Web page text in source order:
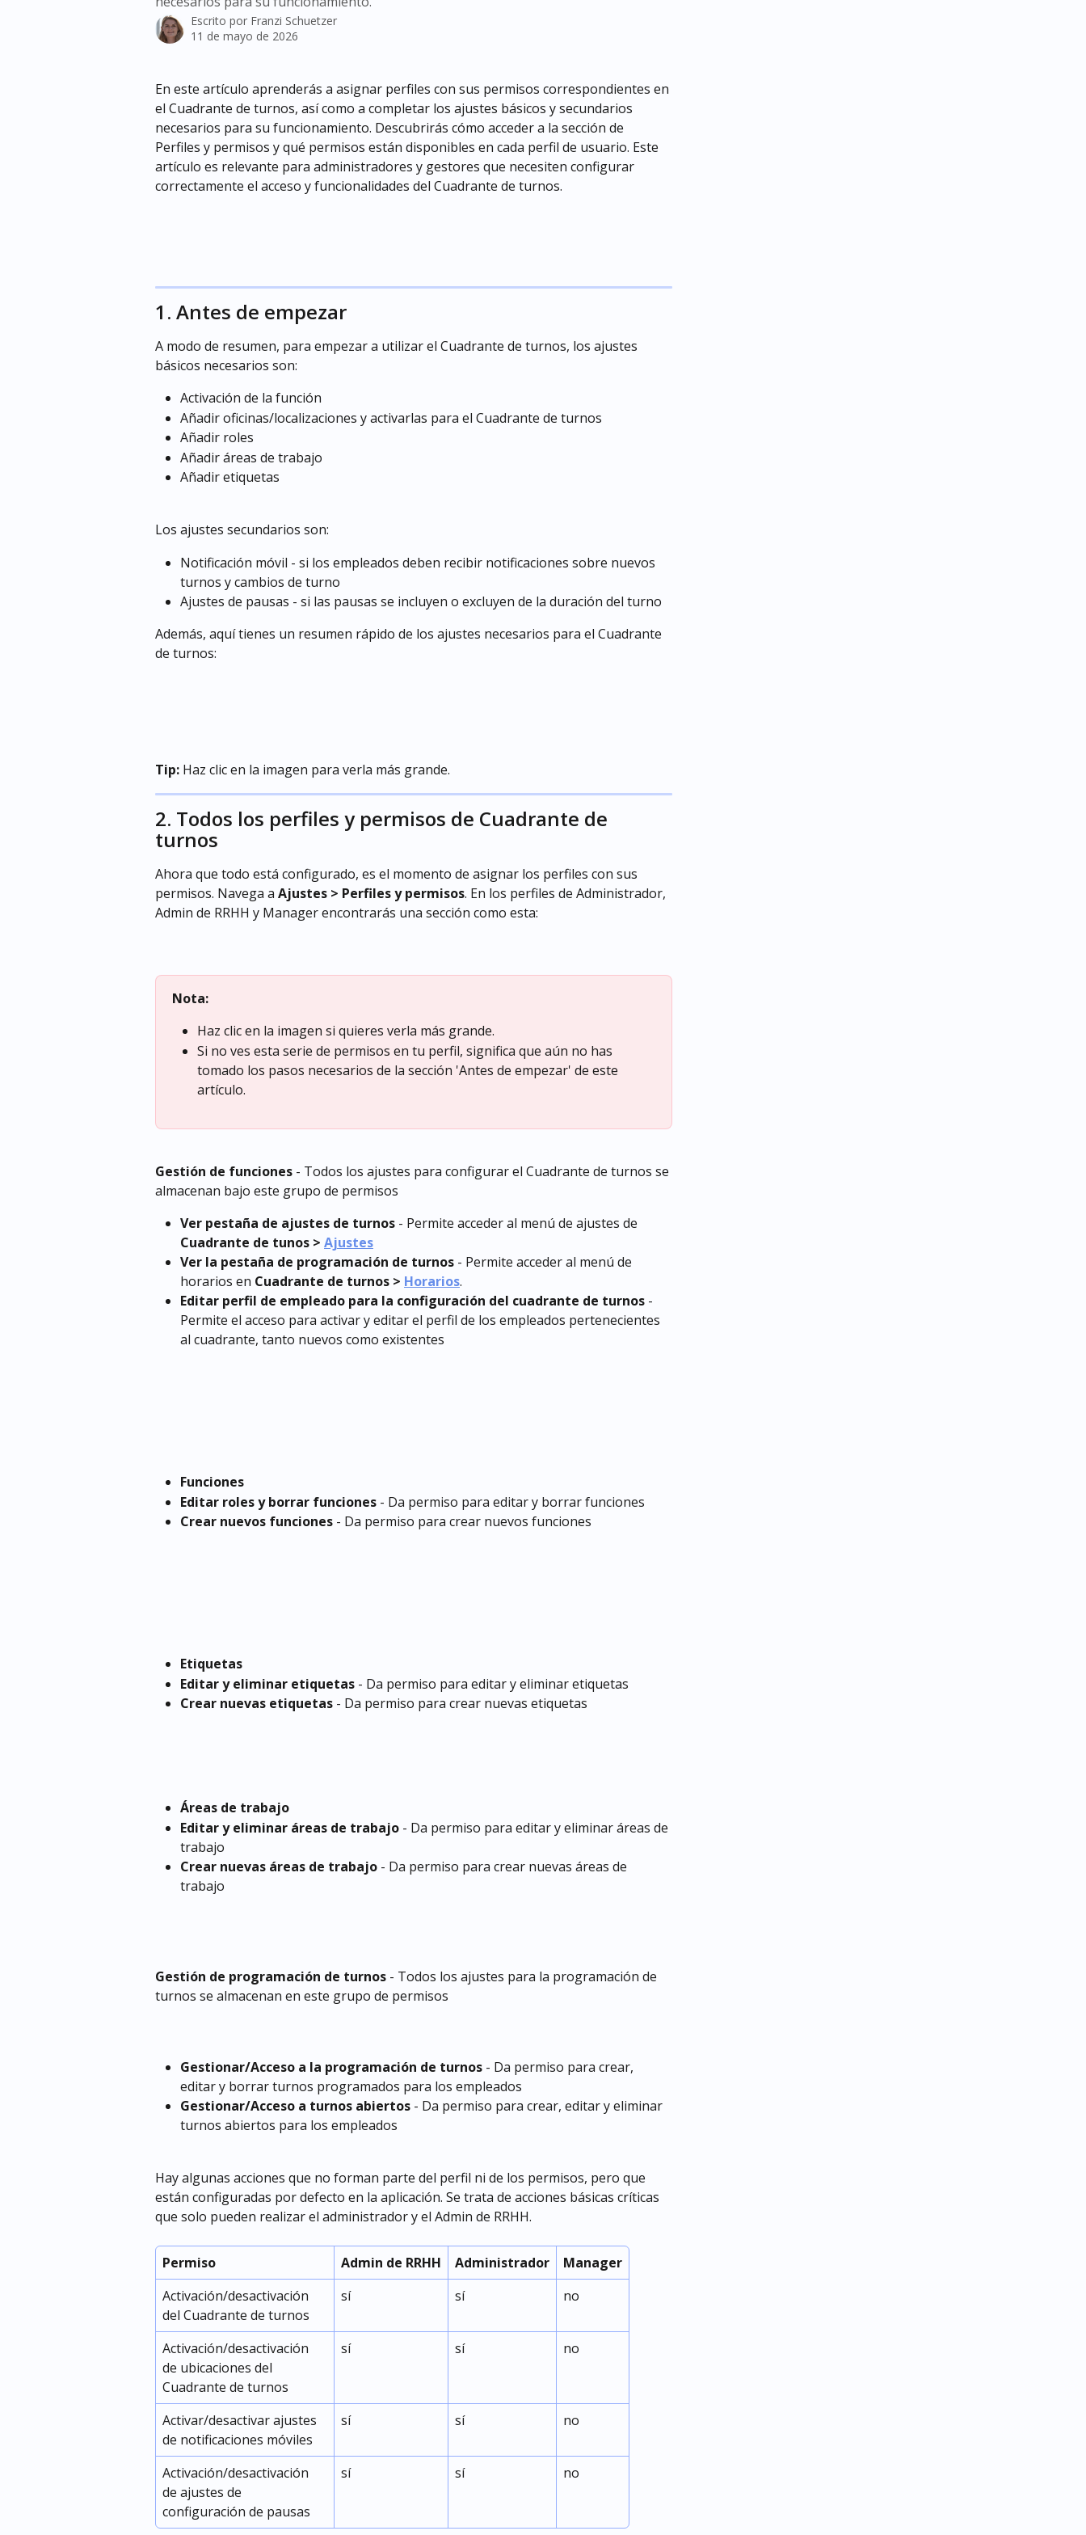
Escrito por Franzi Schuetzer
11 de mayo de 2026
En este artículo aprenderás a asignar perfiles con sus permisos correspondientes en
el Cuadrante de turnos, así como a completar los ajustes básicos y secundarios
necesarios para su funcionamiento. Descubrirás cómo acceder a la sección de
Perfiles y permisos y qué permisos están disponibles en cada perfil de usuario. Este
artículo es relevante para administradores y gestores que necesiten configurar
correctamente el acceso y funcionalidades del Cuadrante de turnos.
1. Antes de empezar
A modo de resumen, para empezar a utilizar el Cuadrante de turnos, los ajustes
básicos necesarios son:
Activación de la función
Añadir oficinas/localizaciones y activarlas para el Cuadrante de turnos
Añadir roles
Añadir áreas de trabajo
Añadir etiquetas
Los ajustes secundarios son:
Notificación móvil - si los empleados deben recibir notificaciones sobre nuevos
turnos y cambios de turno
Ajustes de pausas - si las pausas se incluyen o excluyen de la duración del turno
Además, aquí tienes un resumen rápido de los ajustes necesarios para el Cuadrante
de turnos:
Tip: Haz clic en la imagen para verla más grande.
2. Todos los perfiles y permisos de Cuadrante de
turnos
Ahora que todo está configurado, es el momento de asignar los perfiles con sus
permisos. Navega a Ajustes > Perfiles y permisos. En los perfiles de Administrador,
Admin de RRHH y Manager encontrarás una sección como esta:
Nota:
Haz clic en la imagen si quieres verla más grande.
Si no ves esta serie de permisos en tu perfil, significa que aún no has
tomado los pasos necesarios de la sección 'Antes de empezar' de este
artículo.
Gestión de funciones - Todos los ajustes para configurar el Cuadrante de turnos se
almacenan bajo este grupo de permisos
Ver pestaña de ajustes de turnos - Permite acceder al menú de ajustes de
Cuadrante de tunos > Ajustes
Ver la pestaña de programación de turnos - Permite acceder al menú de
horarios en Cuadrante de turnos > Horarios.
Editar perfil de empleado para la configuración del cuadrante de turnos -
Permite el acceso para activar y editar el perfil de los empleados pertenecientes
al cuadrante, tanto nuevos como existentes
Funciones
Editar roles y borrar funciones - Da permiso para editar y borrar funciones
Crear nuevos funciones - Da permiso para crear nuevos funciones
Etiquetas
Editar y eliminar etiquetas - Da permiso para editar y eliminar etiquetas
Crear nuevas etiquetas - Da permiso para crear nuevas etiquetas
Áreas de trabajo
Editar y eliminar áreas de trabajo - Da permiso para editar y eliminar áreas de
trabajo
Crear nuevas áreas de trabajo - Da permiso para crear nuevas áreas de
trabajo
Gestión de programación de turnos - Todos los ajustes para la programación de
turnos se almacenan en este grupo de permisos
Gestionar/Acceso a la programación de turnos - Da permiso para crear,
editar y borrar turnos programados para los empleados
Gestionar/Acceso a turnos abiertos - Da permiso para crear, editar y eliminar
turnos abiertos para los empleados
Hay algunas acciones que no forman parte del perfil ni de los permisos, pero que
están configuradas por defecto en la aplicación. Se trata de acciones básicas críticas
que solo pueden realizar el administrador y el Admin de RRHH.
Permiso Admin de RRHH Administrador
Manager
Activación/desactivación
del Cuadrante de turnos
sí sí no
Activación/desactivación
de ubicaciones del
Cuadrante de turnos
sí sí no
Activar/desactivar ajustes
de notificaciones móviles
sí sí no
Activación/desactivación
de ajustes de
configuración de pausas
sí sí no